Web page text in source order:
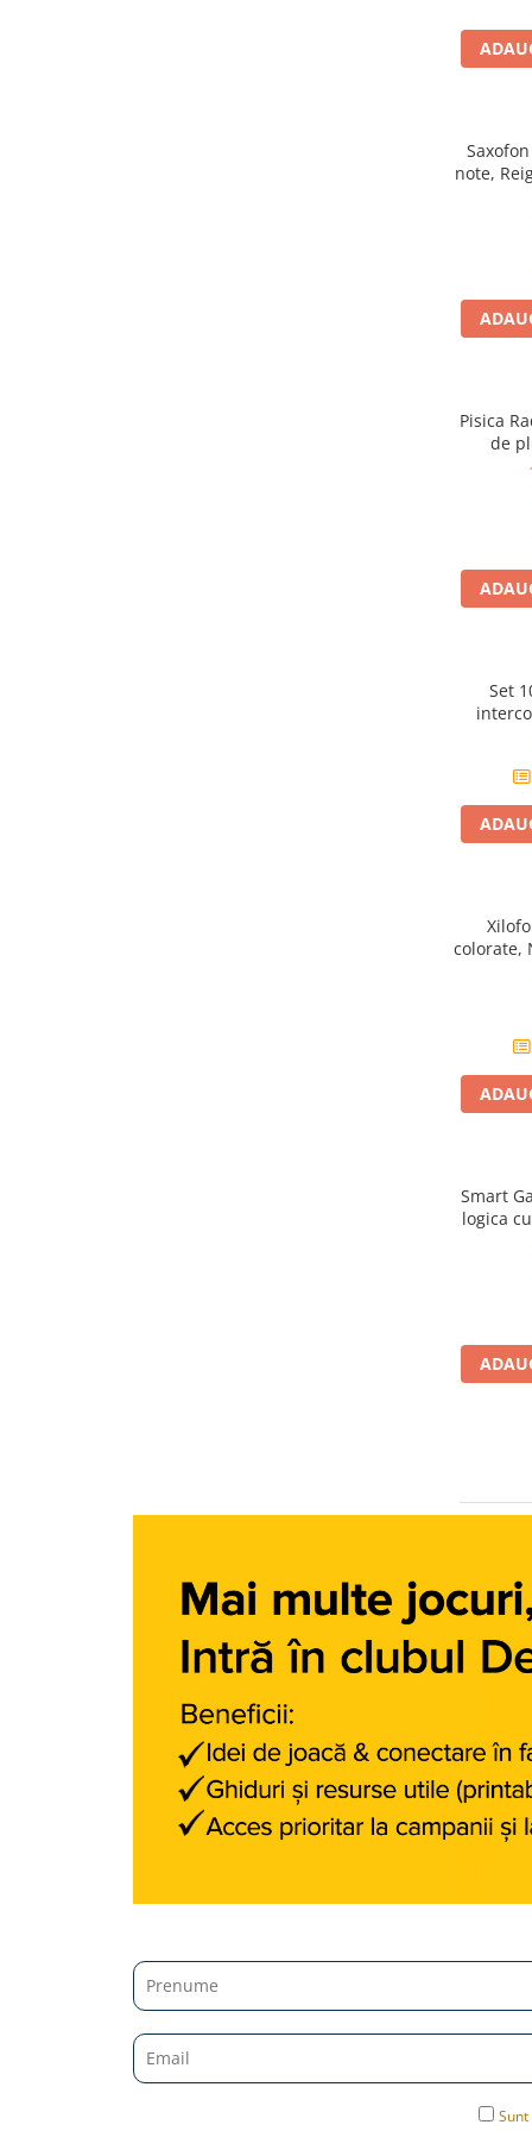
Colectia Nave Militare
Formula 1 The Car Collection
Colectia Barbie Jocul de-a Moda
Colectia insecte din lumea
Colectia Betterly
Pe urmele dinozaurilor
Camera copilului
note,
Pisica
de
Set
colorate,
Smart
logica